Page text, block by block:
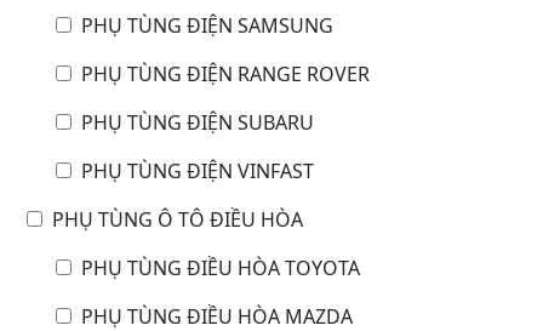
PHỤ TÙNG ĐIỆN SAMSUNG
PHỤ TÙNG ĐIỆN RANGE ROVER
PHỤ TÙNG ĐIỆN SUBARU
PHỤ TÙNG ĐIỆN VINFAST
PHỤ TÙNG Ô TÔ ĐIỀU HÒA
PHỤ TÙNG ĐIỀU HÒA TOYOTA
PHỤ TÙNG ĐIỀU HÒA MAZDA